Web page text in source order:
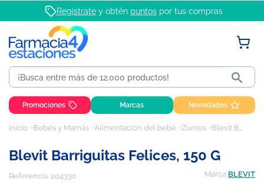
Regístratey obtén puntospor tus compras

Promociones Marcas Novedades
Inicio Bebés y Mamás Alimentación del bebé Zumos Blevit Barriguitas felices, 150 g
Blevit Barriguitas Felices, 150 G
Referencia: 204330 Marca BLEVIT